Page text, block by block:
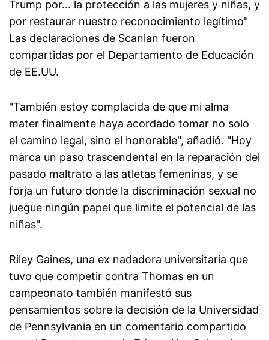
Trump por... la protección a las mujeres y niñas, y
por restaurar nuestro reconocimiento legítimo"
Las declaraciones de Scanlan fueron
compartidas por el Departamento de Educación
de EE.UU.
"También estoy complacida de que mi alma
mater finalmente haya acordado tomar no solo
el camino legal, sino el honorable", añadió. "Hoy
marca un paso trascendental en la reparación del
pasado maltrato a las atletas femeninas, y se
forja un futuro donde la discriminación sexual no
juegue ningún papel que limite el potencial de las
niñas".
Riley Gaines, una ex nadadora universitaria que
tuvo que competir contra Thomas en un
campeonato también manifestó sus
pensamientos sobre la decisión de la Universidad
de Pennsylvania en un comentario compartido